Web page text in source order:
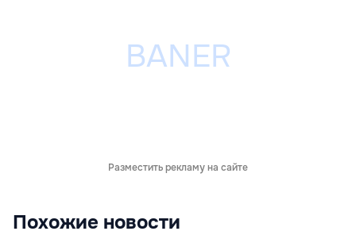
Разместить рекламу на сайте
Похожие новости